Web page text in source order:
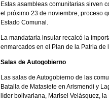
Estas asambleas comunitarias sirven
el próximo 23 de noviembre, proceso
Estado Comunal.
La mandataria insular recalcó la
enmarcados en el Plan de la Patria de
Salas de Autogobierno
Las salas de Autogobierno de las
Batalla de Matasiete en Arismendi y
líder bolivariana, Marisel Velásquez,